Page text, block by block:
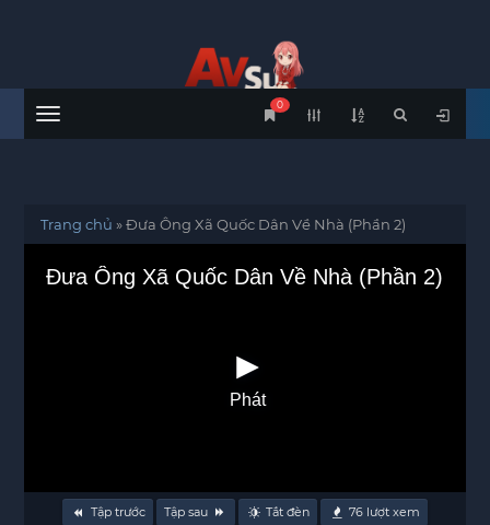
Menu
0
Trang chủ »Đưa Ông Xã Quốc Dân Về Nhà (Phần 2)
Đưa Ông Xã Quốc Dân Về Nhà (Phần 2)
Phát
Tập trước Tập sau Tắt đèn 76lượt xem